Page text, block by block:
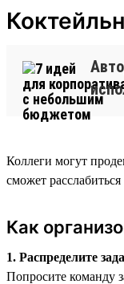
Коллеги могут
сможет
Как
1. Распределите
Попросите команду